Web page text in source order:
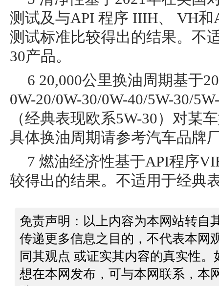
测试及与API 程序 IIIH、 VH和
测试标准比较得出的结果。不
30产品。
6 20,000公里换油周期基于
0W-20/0W-30/0W-40/5W-30/
（经典表现欧系5W-30）对某
具体换油周期请参考汽车品牌
7 燃油经济性基于API程序
较得出的结果。不适用于经典
免责声明：以上内容为本网站转自
传递更多信息之目的，不代表本网
同其观点 或证实其内容的真实性
想在本网发布，可与本网联系，本